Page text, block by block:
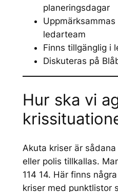
planeringsdagar
ledarteam
Finns tillgänglig i
Diskuteras på
Hur ska vi
Akuta kriser är
eller polis tillkallas.
114 14. Här finns
kriser med punktlistor